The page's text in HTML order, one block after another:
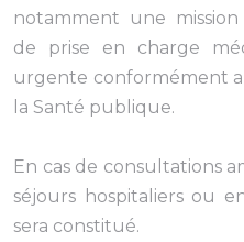
notamment une mission
de prise en charge
urgente conformément
la Santé publique.
En cas de consultations
séjours hospitaliers ou
sera constitué.